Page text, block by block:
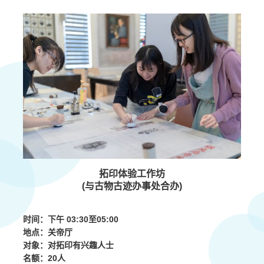
拓印体验工作坊
(与古物古迹办事处合办)
时间：下午 03:30至05:00
地点：关帝厅
对象：对拓印有兴趣人士
名额：20人